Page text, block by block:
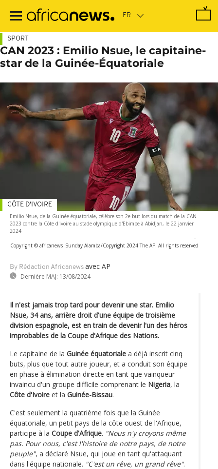
contenu
SPORT
CAN 2023 : Emilio Nsue, le capitaine-
star de la Guinée-Équatoriale
Emilio Nsue, de la Guinée équatoriale, célèbre son 2e but lors du match de la CAN
2023 contre la Côte d'Ivoire au stade olympique d'Ebimpe à Abidjan, le 22 janvier
2024
-
Copyright © africanews Sunday Alamba/Copyright 2024 The AP. All rights reserved
By Rédaction Africanews avec AP
Dernière MAJ: 13/08/2024
CÔTE D'IVOIRE
Il n'est jamais trop tard pour devenir une star. Emilio
Nsue, 34 ans, arrière droit d'une équipe de troisième
division espagnole, est en train de devenir l'un des héros
improbables de la Coupe d'Afrique des Nations.
Le capitaine de la Guinée équatoriale a déjà inscrit cinq
buts, plus que tout autre joueur, et a conduit son équipe
en phase à élimination directe en tant que vainqueur
invaincu d'un groupe difficile comprenant le Nigeria, la
Côte d'Ivoire et la Guinée-Bissau.
C'est seulement la quatrième fois que la Guinée
équatoriale, un petit pays de la côte ouest de l'Afrique,
participe à la Coupe d'Afrique. "Nous n'y croyons même
pas. Pour nous, c'est l'histoire de notre pays, de notre
peuple", a déclaré Nsue, qui joue en tant qu'attaquant
dans l'équipe nationale. "C'est un rêve, un grand rêve".